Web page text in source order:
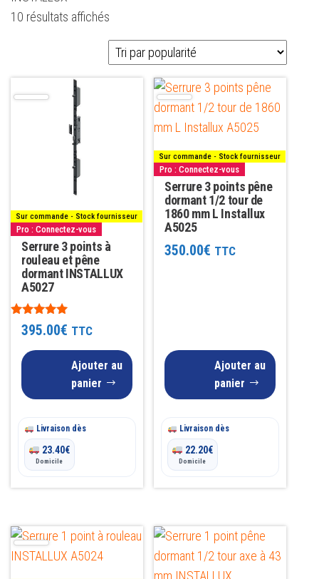
10 résultats affichés
popularité
Sur commande - Stock fournisseur
Pro : Connectez-vous
Serrure 3 points à
rouleau et pêne
dormant INSTALLUX
A5027
Note
5.00
395.00€ TTC
Ajouter au
panier
Livraison dès
23.40€
Domicile
Sur commande - Stock fournisseur
Pro : Connectez-vous
Serrure 3 points pêne
dormant 1/2 tour de
1860 mm L Installux
A5025
350.00€ TTC
Ajouter au
panier
Livraison dès
22.20€
Domicile